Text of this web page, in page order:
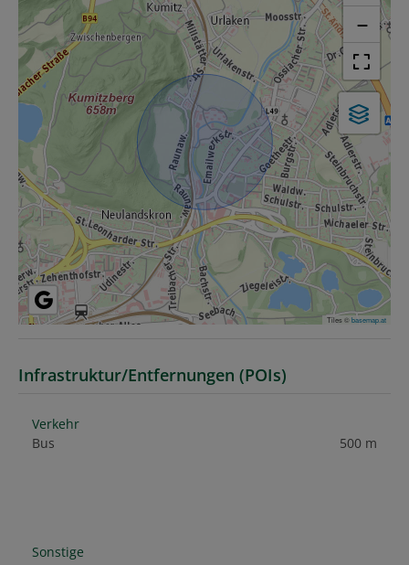
−
Tiles ©basemap.at
Infrastruktur/Entfernungen (POIs)
Verkehr
Bus
500 m
Sonstige